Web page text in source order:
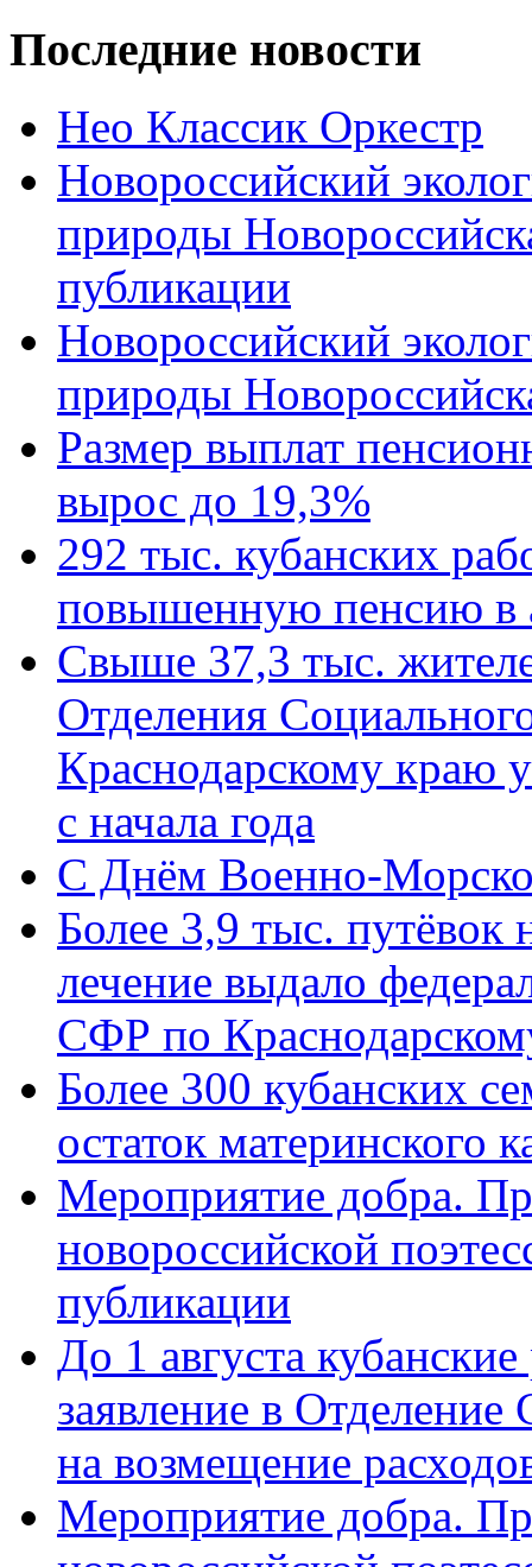
Последние новости
Нео Классик Оркестр
Новороссийский
природы
публикации
Новороссийский
природы
Размер выплат
вырос до 19,3%
292 тыс. кубанских
повышенную пенсию в
Свыше 37,3 тыс.
Отделения
Краснодарскому краю
с начала года
C Днём Военно-
Более 3,9 тыс. путёвок
лечение выдало
СФР по
Более 300 кубанских
остаток материнского
Мероприятие добра.
новороссийской
публикации
До 1 августа
заявление в
на возмещение
Мероприятие добра.